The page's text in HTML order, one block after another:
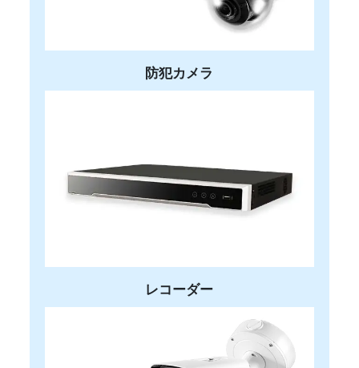
防犯カメラ
レコーダー